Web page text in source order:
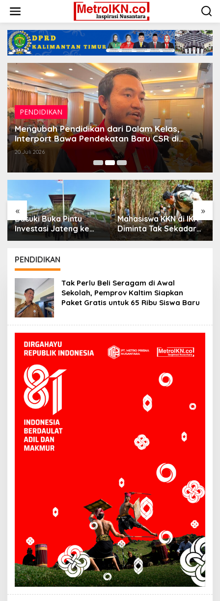
konten
PENDIDIKAN
Mengubah Pendidikan dari Dalam Kelas,
Interport Bawa Pendekatan Baru CSR di
Bidang Pendidikan
20 Juli 2026
« »
Basuki Buka Pintu
Investasi Jateng ke
IKN, Ada Tawaran
Mahasiswa KKN di IKN
Diminta Tak Sekadar
Penuhi Kewajiban,
PENDIDIKAN
Tak Perlu Beli Seragam di Awal
Sekolah, Pemprov Kaltim Siapkan
Paket Gratis untuk 65 Ribu Siswa Baru